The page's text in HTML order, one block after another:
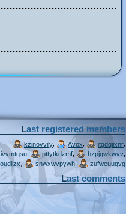
Last registered members
kzinovvily Avox itgdqiixnr
, pttytkdzmf, hzpjqwkwvv
snwxwvpywh, zufweuuqvg
Last comments